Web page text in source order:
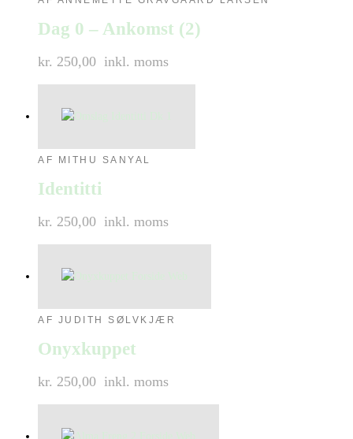
Dag 0 – Ankomst (2)
kr. 250,00 inkl. moms
AF MITHU SANYAL
Identitti
kr. 250,00 inkl. moms
AF JUDITH SØLVKJÆR
Onyxkuppet
kr. 250,00 inkl. moms